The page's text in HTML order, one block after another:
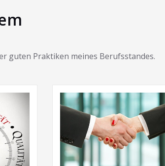
guten Praktiken meines Berufsstandes.